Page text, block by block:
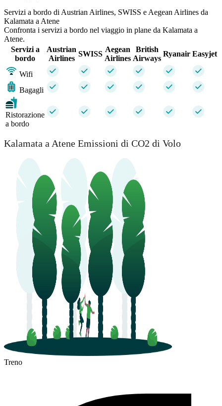
Servizi a bordo di Austrian Airlines, SWISS e Aegean Airlines da
Kalamata a Atene
Confronta i servizi a bordo nel viaggio in plane da Kalamata a
Atene.
Servizi a
bordo
Austrian
Airlines
SWISS
Aegean
Airlines
British
Airways
Ryanair Easyjet
Wifi
Bagagli
Ristorazione
a bordo
Kalamata a Atene Emissioni di CO2 di Volo
Treno